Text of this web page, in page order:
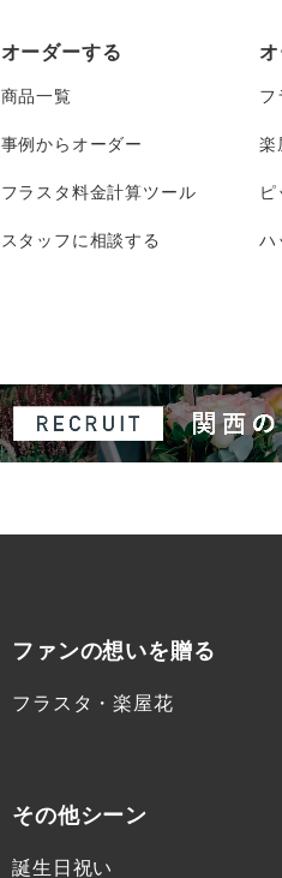
オーダーする
商品一覧
事例からオーダー
フラスタ料金計算ツール
スタッフに相談する
フ
楽
ピ
ハ
ファンの想いを贈る
フラスタ・楽屋花
その他シーン
誕生日祝い